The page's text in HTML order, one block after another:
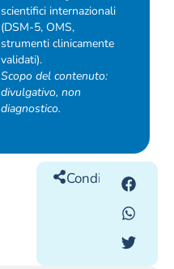
scientifici internazionali
(DSM-5, OMS,
strumenti clinicamente
validati).
Scopo del contenuto:
divulgativo, non
diagnostico.
Condividilo